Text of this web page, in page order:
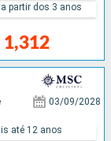
1,312
partir dos 3 anos
03/09/2028
até 12 anos